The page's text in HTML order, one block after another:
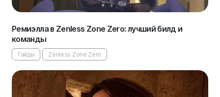
Ремиэлла в Zenless Zone Zero: лучший билд и
команды
Гайды Zenless Zone Zero